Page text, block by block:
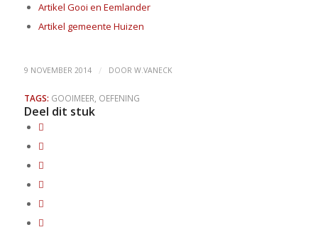
Artikel Gooi en Eemlander
Artikel gemeente Huizen
9 NOVEMBER 2014 / DOOR W.VANECK
TAGS: GOOIMEER OEFENING
Deel dit stuk